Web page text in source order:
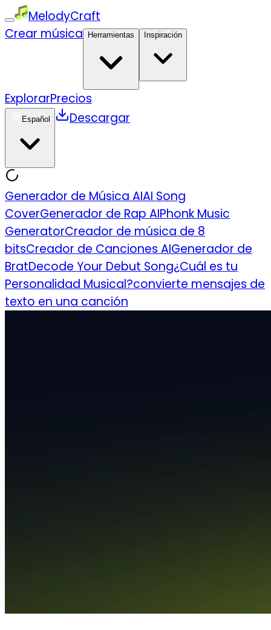
MelodyCraft
Crear música
Herramientas Inspiración
ExplorarPrecios
Español Descargar
Generador de Música AIAI Song
CoverGenerador de Rap AIPhonk Music
GeneratorCreador de música de 8
bitsCreador de Canciones AIGenerador de
BratDecode Your Debut Song¿Cuál es tu
Personalidad Musical?convierte mensajes de
texto en una canción